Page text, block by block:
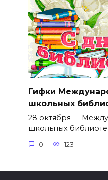
Гифки
школьных
28 октября —
школьных
0 123